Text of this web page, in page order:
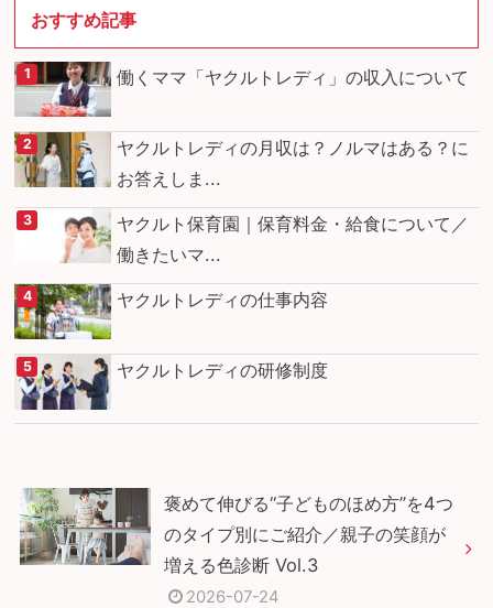
おすすめ記事
働くママ「ヤクルトレディ」の収入について
ヤクルトレディの月収は？ノルマはある？に
お答えしま...
ヤクルト保育園｜保育料金・給食について／
働きたいマ...
ヤクルトレディの仕事内容
ヤクルトレディの研修制度
褒めて伸びる“子どものほめ方”を4つ
のタイプ別にご紹介／親子の笑顔が
増える色診断 Vol.3
2026-07-24